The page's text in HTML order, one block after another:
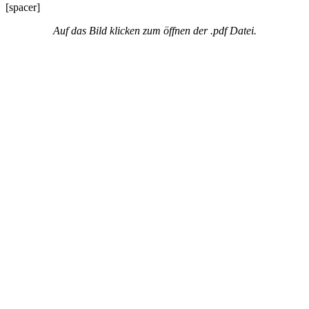
[spacer]
Auf das Bild klicken zum öffnen der .pdf Datei.